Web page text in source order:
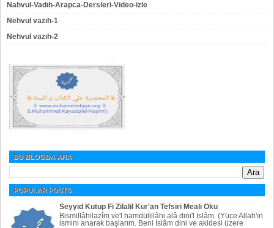
Nahvul-Vadıh-Arapca-Dersleri-Video-izle
Nehvul vazıh-1
Nehvul vazıh-2
BU BLOGDA ARA
POPULAR POSTS
Seyyid Kutup Fi Zilalil Kur'an Tefsiri Meali Oku
Bismillâhilazîm ve'l hamdülillâhi alâ dini'l Islâm. (Yüce Allah'ın
ismini anarak başlarım. Beni Islâm dini ve akidesi üzere